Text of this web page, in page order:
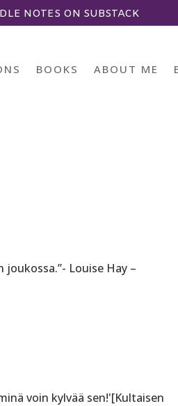
NOTES ON SUBSTACK
BOOKS ABOUT ME
Louise Hay –
voin kylvää sen!'[Kultaisen